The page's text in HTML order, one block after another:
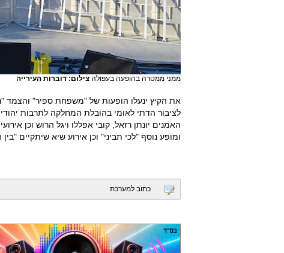
ממני ממטרה בהופעה בעפולה צילום: דוברות העירייה
לציבור הדתי לאומי בהובלת המחלקה לתרבות
האמנים יונתן רזאל, קובי אפללו ויגל הרוש וכן
ומופע נוסף "לכי תביני" וכן אירוע שיא שיתקיים
כתוב למערכת